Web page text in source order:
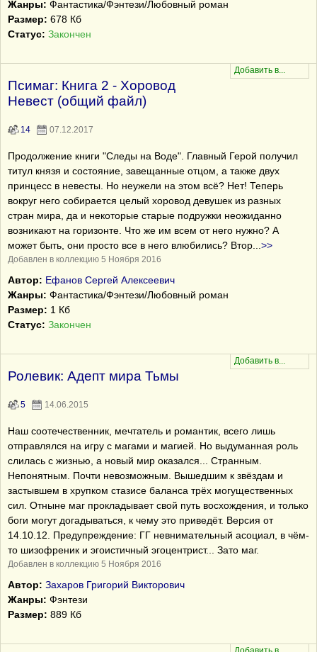
Жанры: Фантастика/Фэнтези/Любовный роман
Размер: 678 Кб
Статус: Закончен
Псимаг: Книга 2 - Хоровод
Невест (общий файл)
14 07.12.2017
Продолжение книги "Следы на Воде". Главный Герой получил
титул князя и состояние, завещанные отцом, а также двух
принцесс в невесты. Но неужели на этом всё? Нет! Теперь
вокруг него собирается целый хоровод девушек из разных
стран мира, да и некоторые старые подружки неожиданно
возникают на горизонте. Что же им всем от него нужно? А
может быть, они просто все в него влюбились? Втор
>>
Добавлен в коллекцию 5 Ноября 2016
Автор: Ефанов Сергей Алексеевич
Жанры: Фантастика/Фэнтези/Любовный роман
Размер: 1 Кб
Статус: Закончен
Ролевик: Адепт мира Тьмы
5 14.06.2015
Наш соотечественник, мечтатель и романтик, всего лишь
отправлялся на игру с магами и магией. Но выдуманная роль
слилась с жизнью, а новый мир оказался... Странным.
Непонятным. Почти невозможным. Вышедшим к звёздам и
застывшем в хрупком стазисе баланса трёх могущественных
сил. Отныне маг прокладывает свой путь восхождения, и только
боги могут догадываться, к чему это приведёт. Версия от
14.10.12. Предупреждение: ГГ невнимательный асоциал, в чём-
то шизофреник и эгоистичный эгоцентрист... Зато маг.
Добавлен в коллекцию 5 Ноября 2016
Автор: Захаров Григорий Викторович
Жанры: Фэнтези
Размер: 889 Кб